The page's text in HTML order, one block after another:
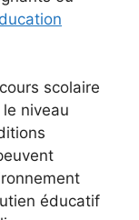
scolaire
niveau
éducatif